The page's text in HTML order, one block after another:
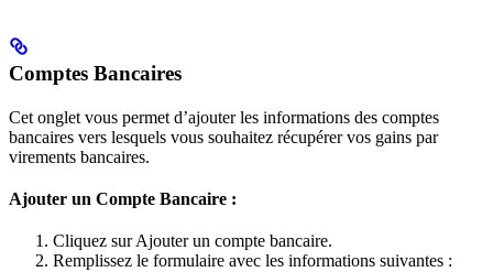
Comptes Bancaires
Cet onglet vous permet d’ajouter les informations des comptes
bancaires vers lesquels vous souhaitez récupérer vos gains par
virements bancaires.
Ajouter un Compte Bancaire :
Cliquez sur Ajouter un compte bancaire.
Remplissez le formulaire avec les informations suivantes :